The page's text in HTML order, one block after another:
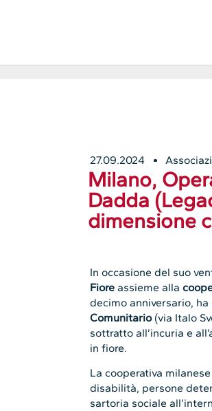
27.09.2024
Milano,
Dadda
dimensione
In occasione del suo
Fiore assieme alla
decimo anniversario,
Comunitario(via Italo
sottratto all’incuria e
in fiore.
La cooperativa
disabilità, persone
sartoria sociale